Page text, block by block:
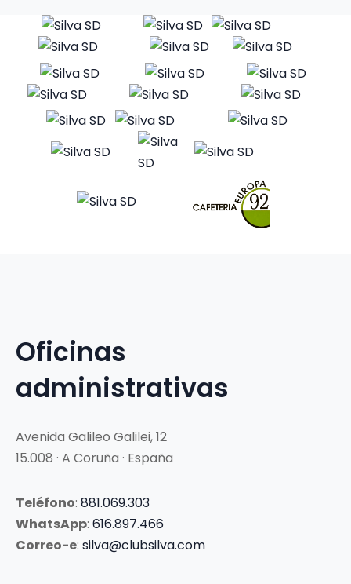
Oficinas
administrativas
Avenida Galileo Galilei, 12
15.008 · A Coruña · España
Teléfono: 881.069.303
WhatsApp: 616.897.466
Correo-e: silva@clubsilva.com